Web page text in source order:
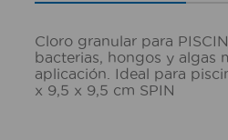
Cloro granular para
bacterias, hongos y algas
aplicación. Ideal para
x 9,5 x 9,5 cm SPIN